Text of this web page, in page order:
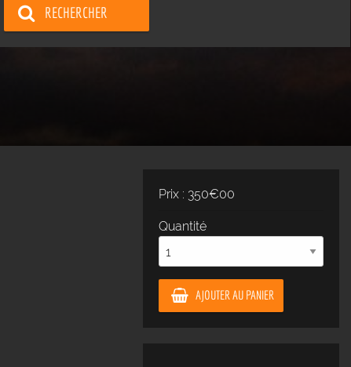
RECHERCHER
Prix : 350€00
Quantité
AJOUTER AU PANIER